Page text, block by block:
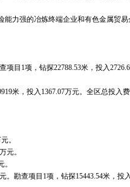
力强的冶炼终端企业和有色金属贸易
目1项，钻探22788.53米，投入
米，投入1367.07万元。全区总投入费
。
元。
勘查项目1项，钻探15443.54米，投入